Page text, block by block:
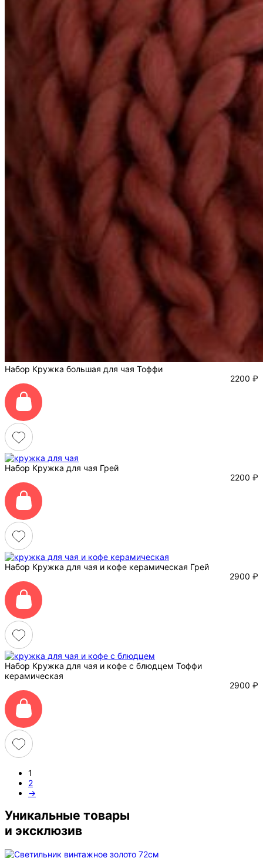
Набор Кружка большая для чая Тоффи
2200 ₽
Набор Кружка для чая Грей
2200 ₽
Набор Кружка для чая и кофе керамическая Грей
2900 ₽
Набор Кружка для чая и кофе с блюдцем Тоффи
керамическая
2900 ₽
1
2
→
Уникальные товары
и эксклюзив